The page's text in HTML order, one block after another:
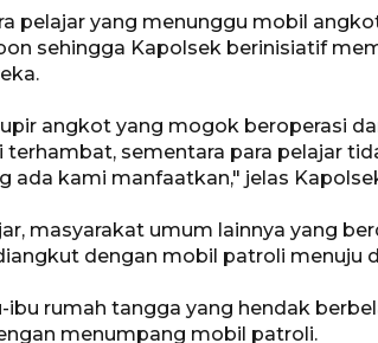
pelajar yang menunggu mobil
sehingga Kapolsek berinisiatif
angkot yang mogok beroperasi
terhambat, sementara para pelajar
ada kami manfaatkan," jelas
masyarakat umum lainnya yang
dengan mobil patroli menuju
ibu rumah tangga yang hendak
menumpang mobil patroli.